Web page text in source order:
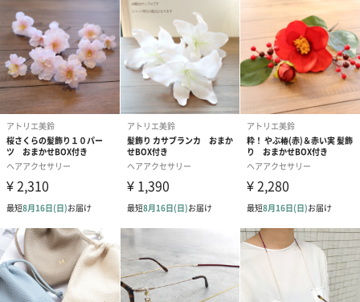
アーティフィシャルフラワー
サイズ
およそ9-11センチ前後。
※花びらの向き、開き具合により多少の誤差あり
ご使用上／安
全上の注意
制作にあたり、造花特有の裁断のほつれ、シミなどは
極力お手入れをさせて頂いておりますが、 見落とし、
許容範囲を超えるダメージなどがあった場合は、まず
はお電話かメールでお問い合わせ下さい。
お花の入荷状態や取り寄せた時期により、若干色味、
内容などが違う場合も御座います。 またひとつひとつ
手作りのため配置が画像より若干違う場合も御座いま
致します。
商品オプション情報